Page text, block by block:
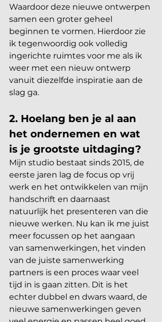
Waardoor deze nieuwe ontwerpen
samen een groter geheel
beginnen te vormen. Hierdoor zie
ik tegenwoordig ook volledig
ingerichte ruimtes voor me als ik
weer met een nieuw ontwerp
vanuit diezelfde inspiratie aan de
slag ga.
2. Hoelang ben je al aan
het ondernemen en wat
is je grootste uitdaging?
Mijn studio bestaat sinds 2015, de
eerste jaren lag de focus op vrij
werk en het ontwikkelen van mijn
handschrift en daarnaast
natuurlijk het presenteren van die
nieuwe werken. Nu kan ik me juist
meer focussen op het aangaan
van samenwerkingen, het vinden
van de juiste samenwerking
partners is een proces waar veel
tijd in is gaan zitten. Dit is het
echter dubbel en dwars waard, de
nieuwe samenwerkingen geven